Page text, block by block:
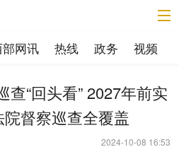
网讯 热线 政务 视频
“回头看” 2027年前实
督察巡查全覆盖
2024-10-08 16:53